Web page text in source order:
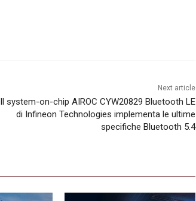
Next article
Il system-on-chip AIROC CYW20829 Bluetooth LE
di Infineon Technologies implementa le ultime
specifiche Bluetooth 5.4